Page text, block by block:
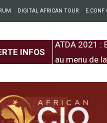
DIGITAL AFRICAN TOUR E.CONF
INFOS
et
ATDA 2021 :
au menu de